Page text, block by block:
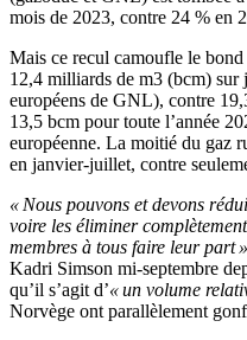
mois de 2023, contre 24 % en
Mais ce recul camoufle le
12,4 milliards de m3 (bcm) sur
européens de GNL), contre
13,5 bcm pour toute l’année
européenne. La moitié du gaz
en janvier-juillet, contre
« Nous pouvons et devons
voire les éliminer
membres à tous faire leur part »
Kadri Simson mi-septembre
qu’il s’agit d’« un volume
Norvège ont parallèlement